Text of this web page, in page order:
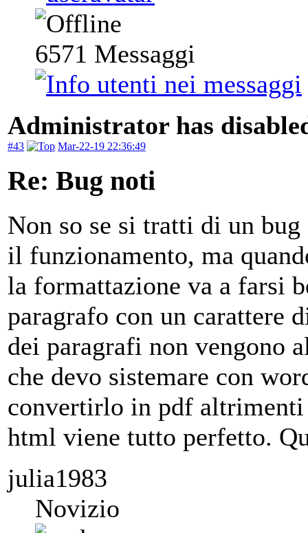
6571 Messaggi
Administrator has
#43 Mar-22-19 22:36:49
Re: Bug noti
Non so se si tratti di un
il funzionamento, ma
la formattazione va a farsi
paragrafo con un carattere
dei paragrafi non vengono
che devo sistemare con
convertirlo in pdf
html viene tutto perfetto.
julia1983
Novizio